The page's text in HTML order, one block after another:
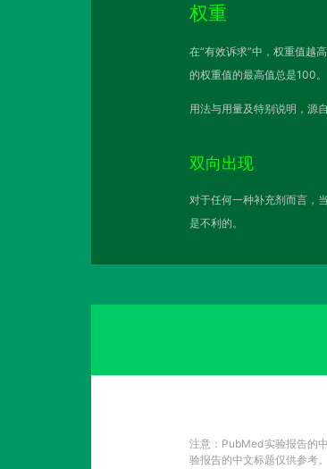
权重
在“有效诉求”中，权重值越
的权重值的最高值总是100。
用法与用量及特别说明，源
双向出现
对于任何一种补充剂而言，
是不利的。
注意：PubMed实验报告的
验报告的中文标题仅供参考。